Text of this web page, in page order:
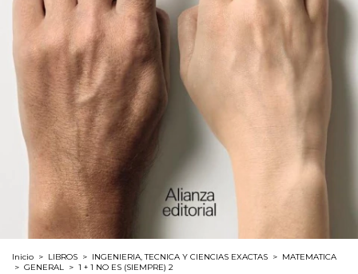
Inicio > LIBROS > INGENIERIA, TECNICA Y CIENCIAS EXACTAS > MATEMATICA
> GENERAL > 1 + 1 NO ES (SIEMPRE) 2